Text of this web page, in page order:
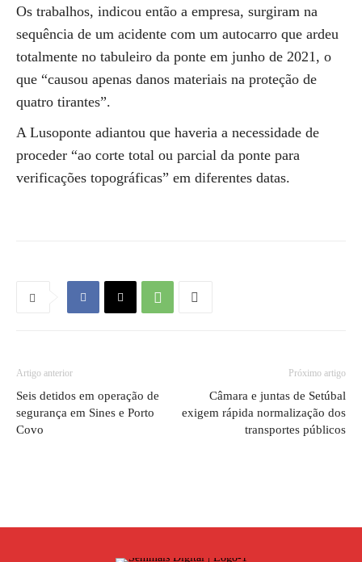
Os trabalhos, indicou então a empresa, surgiram na
sequência de um acidente com um autocarro que ardeu
totalmente no tabuleiro da ponte em junho de 2021, o
que “causou apenas danos materiais na proteção de
quatro tirantes”.
A Lusoponte adiantou que haveria a necessidade de
proceder “ao corte total ou parcial da ponte para
verificações topográficas” em diferentes datas.
Artigo anterior
Seis detidos em operação de
segurança em Sines e Porto
Covo
Próximo artigo
Câmara e juntas de Setúbal
exigem rápida normalização dos
transportes públicos